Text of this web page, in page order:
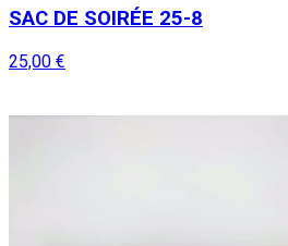
SAC DE SOIRÉE 25-8
25,00 €